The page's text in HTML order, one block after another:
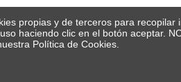
propias y de terceros para
haciendo clic en el botón aceptar.
Política de Cookies.